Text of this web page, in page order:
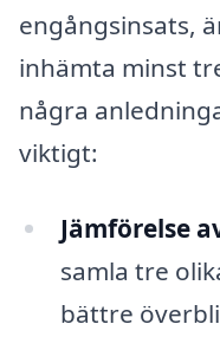
engångsinsats,
inhämta minst
några
viktigt:
Jämförelse
samla tre
bättre